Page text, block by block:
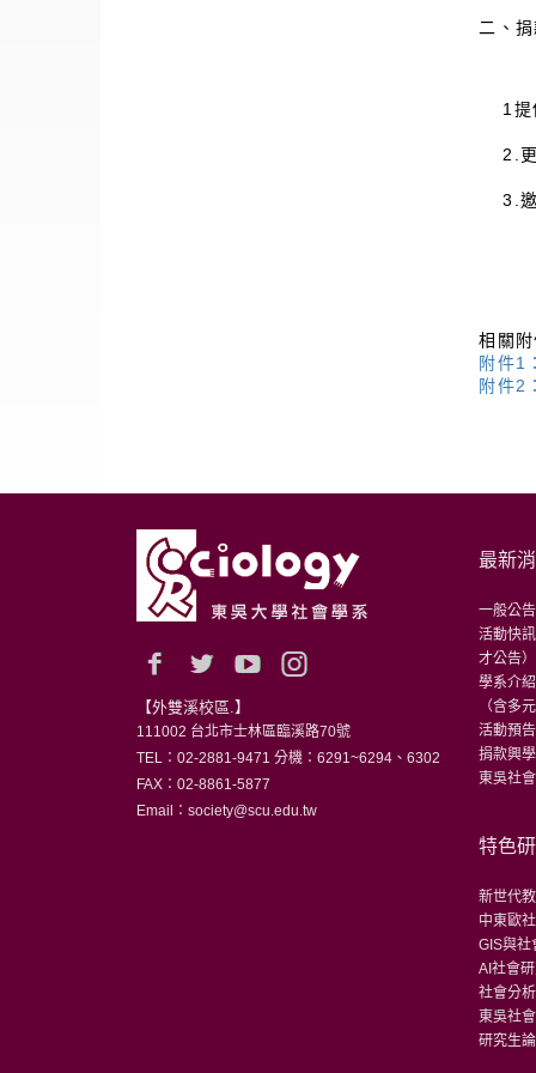
二、
1提
2.
3.
相關附
附件1
附件2
【外雙溪校區.】
111002 台北市士林區臨溪路70號
TEL：02-2881-9471 分機：6291~6294、6302
FAX：02-8861-5877
Email：society@scu.edu.tw
最新
一般公告
活動快
才公告）
學系介
（含多
活動預告
捐款興學
東吳社
特色
新世代
中東歐
GIS與社
AI社會
社會分析
東吳社
研究生